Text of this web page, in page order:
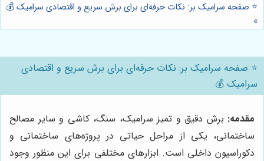
⭐️ صفحه سرامیک بر: نکات حرفه‌ای برای برش سریع و اقتصادی سرامیک 💰
»
⭐️ صفحه سرامیک بر: نکات حرفه‌ای برای برش سریع و اقتصادی
سرامیک 💰
مقدمه: برش دقیق و تمیز سرامیک، سنگ، کاشی و سایر مصالح
ساختمانی، یکی از مراحل حیاتی در پروژه‌های ساختمانی و
دکوراسیون داخلی است. ابزارهای مختلفی برای این منظور وجود